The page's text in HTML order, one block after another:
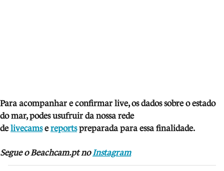
Para acompanhar e confirmar live, os dados sobre o estado
do mar, podes usufruir da nossa rede
delivecamsereportspreparada para essa finalidade.
Segue o Beachcam.pt noInstagram